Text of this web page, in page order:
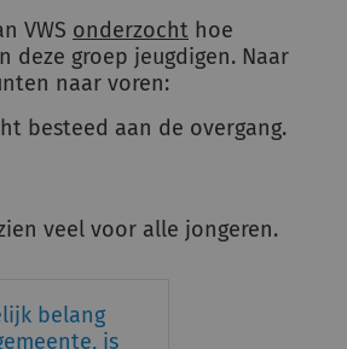
VWS onderzocht hoe
deze groep jeugdigen. Naar
naar voren:
besteed aan de overgang.
veel voor alle jongeren.
belang
is